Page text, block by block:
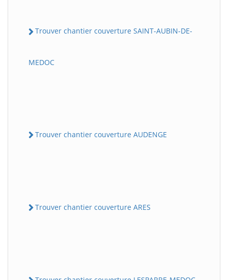
Trouver chantier couverture SAINT-AUBIN-DE-
MEDOC
Trouver chantier couverture AUDENGE
Trouver chantier couverture ARES